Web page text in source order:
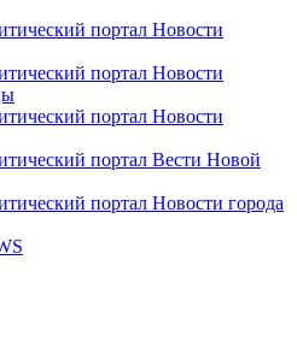
портал Новости
портал Новости
портал Новости
портал Вести Новой
портал Новости города